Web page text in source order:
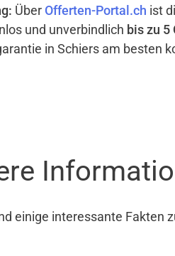
Über Offerten-Portal.ch ist
und unverbindlich bis zu 5
in Schiers am besten
einige interessante Fakten